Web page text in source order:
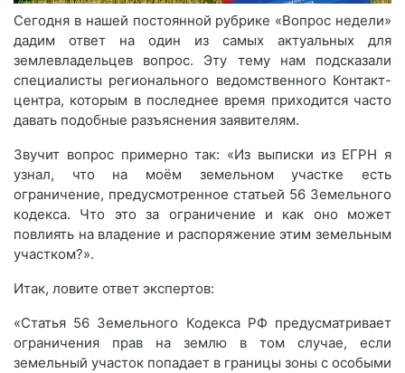
Сегодня в нашей постоянной рубрике «Вопрос недели»
дадим ответ на один из самых актуальных для
землевладельцев вопрос. Эту тему нам подсказали
специалисты регионального ведомственного Контакт-
центра, которым в последнее время приходится часто
давать подобные разъяснения заявителям.
Звучит вопрос примерно так: «Из выписки из ЕГРН я
узнал, что на моём земельном участке есть
ограничение, предусмотренное статьей 56 Земельного
кодекса. Что это за ограничение и как оно может
повлиять на владение и распоряжение этим земельным
участком?».
Итак, ловите ответ экспертов:
«Статья 56 Земельного Кодекса РФ предусматривает
ограничения прав на землю в том случае, если
земельный участок попадает в границы зоны с особыми